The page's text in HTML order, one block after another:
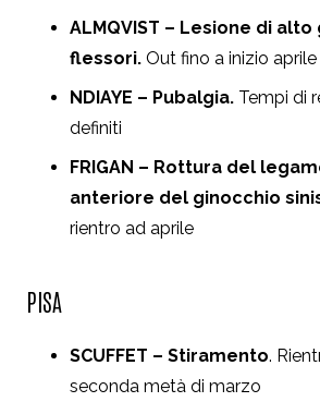
ALMQVIST – Lesione di
flessori. Out fino a inizio aprile
NDIAYE – Pubalgia. Tempi di
definiti
FRIGAN – Rottura del
anteriore del ginocchio
rientro ad aprile
PISA
SCUFFET – Stiramento.
seconda metà di marzo